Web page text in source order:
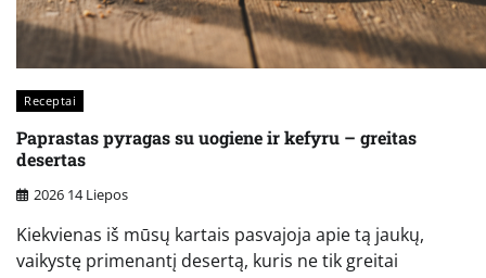
Receptai
Paprastas pyragas su uogiene ir kefyru – greitas
desertas
2026 14 Liepos
Kiekvienas iš mūsų kartais pasvajoja apie tą jaukų,
vaikystę primenantį desertą, kuris ne tik greitai